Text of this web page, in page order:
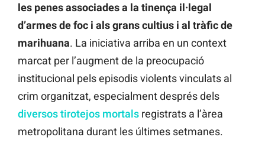
les penes associades a la tinença il·legal
d’armes de foc i als grans cultius i al tràfic de
marihuana. La iniciativa arriba en un context
marcat per l’augment de la preocupació
institucional pels episodis violents vinculats al
crim organitzat, especialment després dels
diversos tirotejos mortals registrats a l’àrea
metropolitana durant les últimes setmanes.